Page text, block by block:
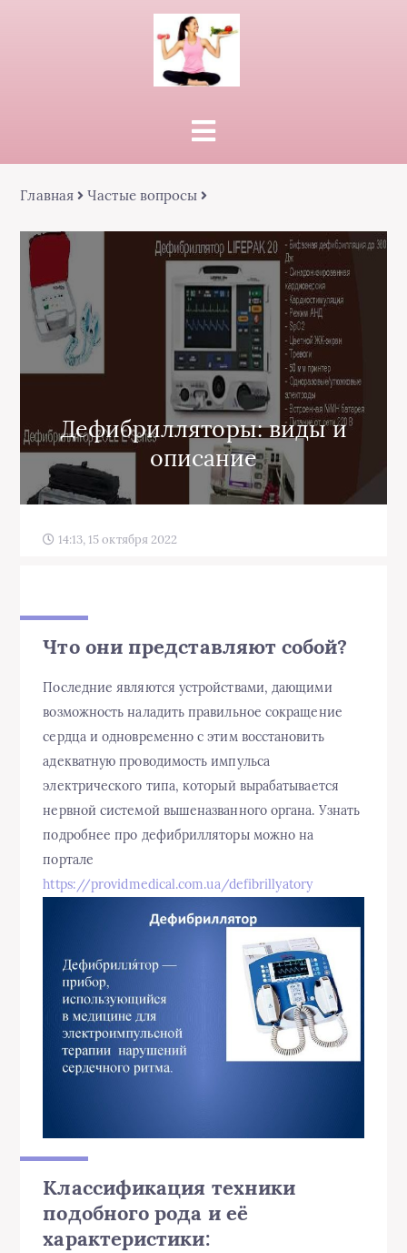
Главная Частые вопросы
Дефибрилляторы: виды и
описание
14:13, 15 октября 2022
Что они представляют собой?
Последние являются устройствами, дающими
возможность наладить правильное сокращение
сердца и одновременно с этим восстановить
адекватную проводимость импульса
электрического типа, который вырабатывается
нервной системой вышеназванного органа. Узнать
подробнее про дефибрилляторы можно на
портале
https://providmedical.com.ua/defibrillyatory
Классификация техники
подобного рода и её
характеристики: